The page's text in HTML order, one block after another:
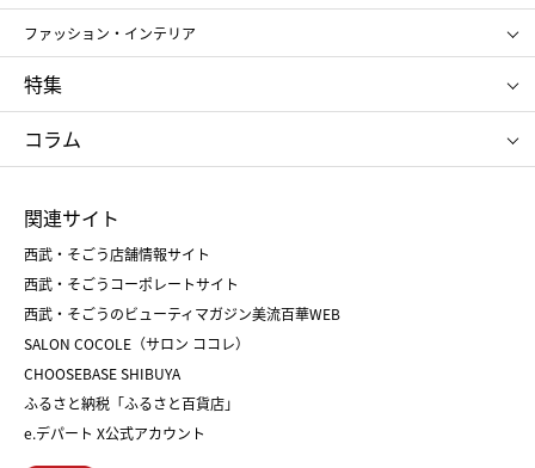
お中元
お歳暮
ポール&ジョー ボーテ
ジルスチュアート
NARS
RMK
クリニーク
SK-Ⅱ
アンリ・シャルパンティエ
ゴディバ
新宿高野
たねや
ねんりん家
ファッション・インテリア
ポロ ラルフ ローレン
タケオ キクチ
ママ＆キッズ
シュタイフ
特集
お中元
ひな人形
五月人形
父の日
クリスマスケーキ
ホワイトデー
コラム
菓子折り
和菓子
人気のギフト
バレンタイン
ホワイトデー
おせち
フード
関連サイト
西武・そごう店舗情報サイト
西武・そごうコーポレートサイト
西武・そごうのビューティマガジン美流百華WEB
SALON COCOLE（サロン ココレ）
CHOOSEBASE SHIBUYA
ふるさと納税「ふるさと百貨店」
e.デパート X公式アカウント